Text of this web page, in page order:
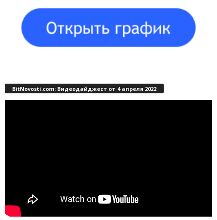
BitNovosti.com: Видеодайджест от 4 апреля 2022